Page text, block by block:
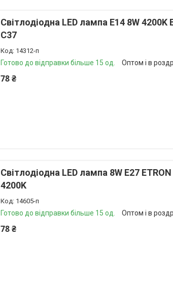
Світлодіодна LED лампа E14 8W 4200K
С37
14312-п
Готово до відправки більше 15 од. Оптом і в
78 ₴
Світлодіодна LED лампа 8W E27
4200K
14605-п
Готово до відправки більше 15 од. Оптом і в
78 ₴